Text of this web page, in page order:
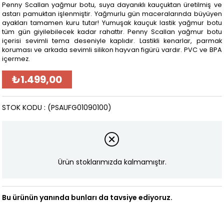
Penny Scallan yağmur botu, suya dayanıklı kauçuktan üretilmiş ve
astarı pamuktan işlenmiştir. Yağmurlu gün maceralarında büyüyen
ayakları tamamen kuru tutar! Yumuşak kauçuk lastik yağmur botu
tüm gün giyilebilecek kadar rahattır. Penny Scallan yağmur botu
içerisi sevimli tema deseniyle kaplıdır. Lastikli kenarlar, parmak
koruması ve arkada sevimli silikon hayvan figürü vardır. PVC ve BPA
içermez.
₺1.499,00
(PSAUFG01090100)
STOK KODU
Ürün stoklarımızda kalmamıştır.
Bu ürünün yanında bunları da tavsiye ediyoruz.